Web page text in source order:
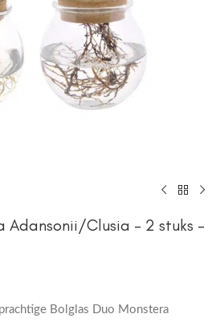
Adansonii/Clusia – 2 stuks –
Bolglas Duo Monstera